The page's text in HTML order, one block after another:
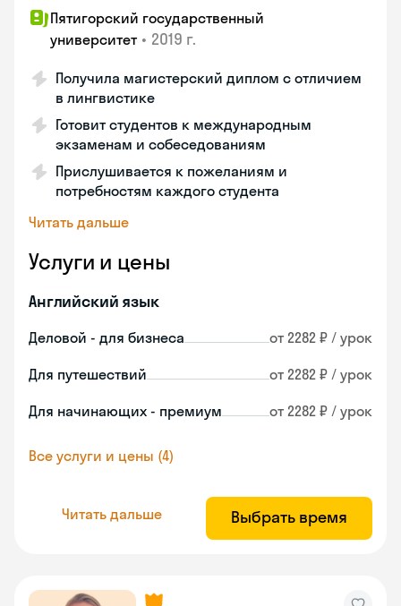
Пятигорский государственный
университет • 2019 г.
Получила магистерский диплом с отличием
в лингвистике
Готовит студентов к международным
экзаменам и собеседованиям
Прислушивается к пожеланиям и
потребностям каждого студента
Читать дальше
Услуги и цены
Английский язык
Деловой - для бизнеса от 2282 ₽ / урок
Для путешествий от 2282 ₽ / урок
Для начинающих - премиум от 2282 ₽ / урок
Все услуги и цены (4)
Читать дальше Выбрать время